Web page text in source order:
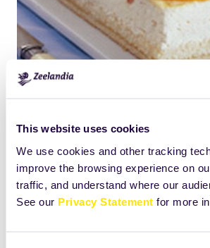
This website uses cookies
We use cookies and other tracking
improve the browsing experience on
traffic, and understand where our
See our Privacy Statement for more
Produkty